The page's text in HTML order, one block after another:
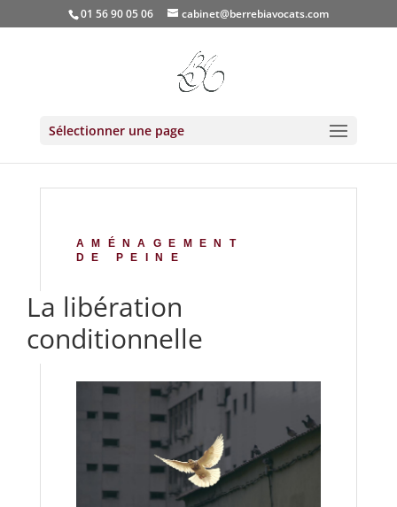
01 56 90 05 06 cabinet@berrebiavocats.com
Sélectionner une page
AMÉNAGEMENT
DE PEINE
La libération
conditionnelle